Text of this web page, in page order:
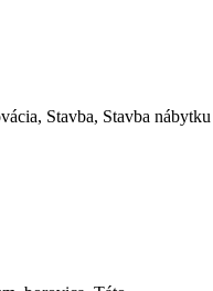
Stavba, Stavba nábytku